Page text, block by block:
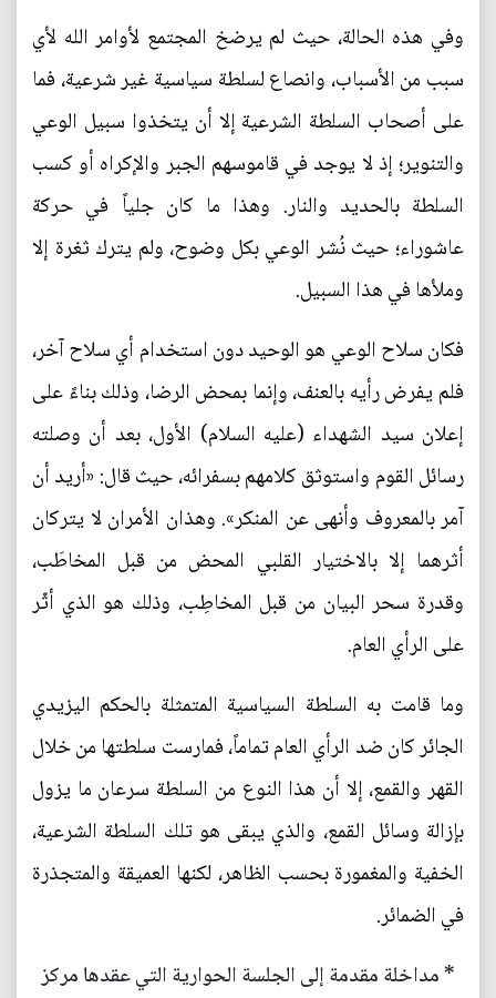
وفي هذه الحالة، حيث لم يرضخ المجتمع لأوامر الله لأي
سبب من الأسباب، وانصاع لسلطة سياسية غير شرعية، فما
على أصحاب السلطة الشرعية إلا أن يتخذوا سبيل الوعي
والتنوير؛ إذ لا يوجد في قاموسهم الجبر والإكراه أو كسب
السلطة بالحديد والنار. وهذا ما كان جلياً في حركة
عاشوراء؛ حيث نُشر الوعي بكل وضوح، ولم يترك ثغرة إلا
وملأها في هذا السبيل.
فكان سلاح الوعي هو الوحيد دون استخدام أي سلاح آخر،
فلم يفرض رأيه بالعنف، وإنما بمحض الرضا، وذلك بناءً على
إعلان سيد الشهداء (عليه السلام) الأول، بعد أن وصلته
رسائل القوم واستوثق كلامهم بسفرائه، حيث قال: «أريد أن
آمر بالمعروف وأنهى عن المنكر». وهذان الأمران لا يتركان
أثرهما إلا بالاختيار القلبي المحض من قبل المخاطَب،
وقدرة سحر البيان من قبل المخاطِب، وذلك هو الذي أثّر
على الرأي العام.
وما قامت به السلطة السياسية المتمثلة بالحكم اليزيدي
الجائر كان ضد الرأي العام تماماً، فمارست سلطتها من خلال
القهر والقمع، إلا أن هذا النوع من السلطة سرعان ما يزول
بإزالة وسائل القمع، والذي يبقى هو تلك السلطة الشرعية،
الخفية والمغمورة بحسب الظاهر، لكنها العميقة والمتجذرة
في الضمائر.
* مداخلة مقدمة إلى الجلسة الحوارية التي عقدها مركز